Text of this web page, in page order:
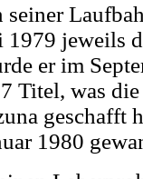
seiner
jeweils
er im
Titel, was
geschafft
1980